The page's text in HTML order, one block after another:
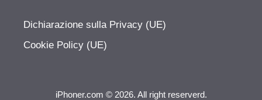
Dichiarazione sulla Privacy (UE)
Cookie Policy (UE)
iPhoner.com © 2026. All right reserverd.